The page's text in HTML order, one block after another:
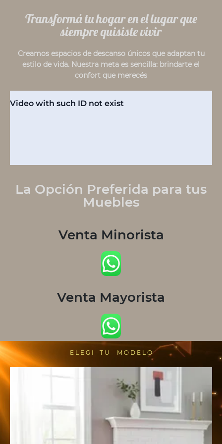
Transformá tu hogar en el lugar que
siempre quisiste vivir
Creamos espacios de descanso únicos que adaptan tu
estilo de vida. Nuestra meta es sencilla: brindarte el
confort que merecés
La Opción Preferida para tus
Muebles
Venta Minorista
Venta Mayorista
E L E G I T U M O D E L O